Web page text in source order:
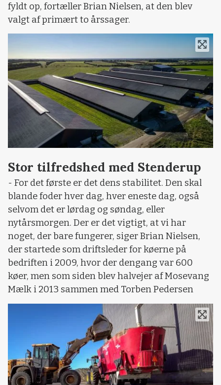
fyldt op, fortæller Brian Nielsen, at den blev
valgt af primært to årssager.
Stor tilfredshed med Stenderup
- For det første er det dens stabilitet. Den skal
blande foder hver dag, hver eneste dag, også
selvom det er lørdag og søndag, eller
nytårsmorgen. Der er det vigtigt, at vi har
noget, der bare fungerer, siger Brian Nielsen,
der startede som driftsleder for køerne på
bedriften i 2009, hvor der dengang var 600
køer, men som siden blev halvejer af Mosevang
Mælk i 2013 sammen med Torben Pedersen